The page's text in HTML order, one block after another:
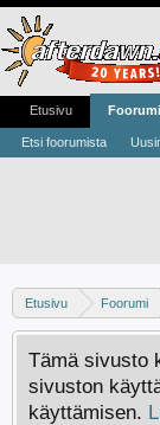
Etusivu Foorumi
Digivideo-
Tämä sivusto
sivuston
käyttämisen.
Etusivu Foorumi
Etsi foorumista